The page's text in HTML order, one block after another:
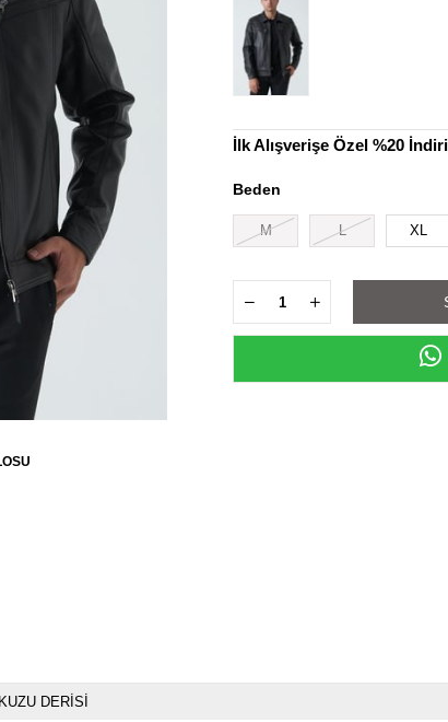
İlk Alışverişe Özel %20
Beden
M L XL
DERİSİ